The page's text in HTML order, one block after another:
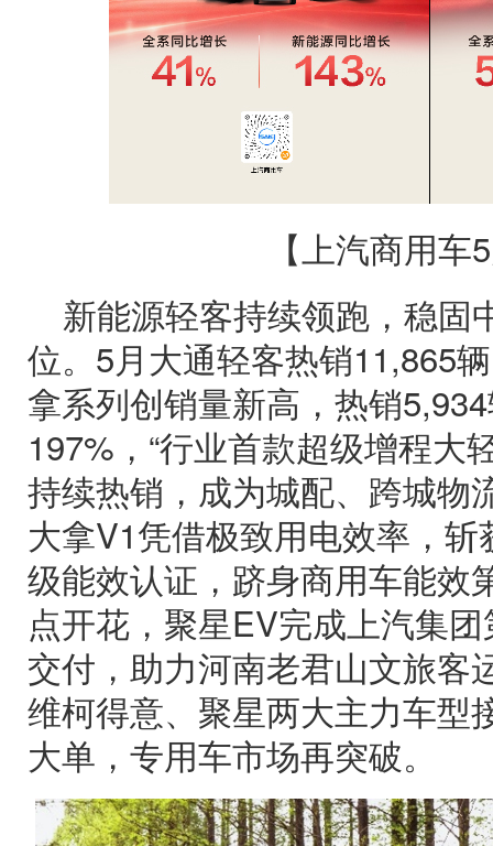
【上汽商用
新能源轻客持续领跑，稳固
位。5月大通轻客热销11,865
拿系列创销量新高，热销
197%，“行业首款超级增程
持续热销，成为城配、跨城物
大拿V1凭借极致用电效率，
级能效认证，跻身商用车能效
点开花，聚星EV完成上汽集
交付，助力河南老君山文旅客
维柯得意、聚星两大主力车型
大单，专用车市场再突破。